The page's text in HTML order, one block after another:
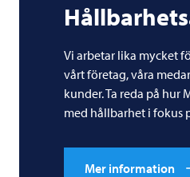
Vi arbetar lika mycket
vårt företag, våra
kunder. Ta reda på hur
med hållbarhet i fokus
Mer information